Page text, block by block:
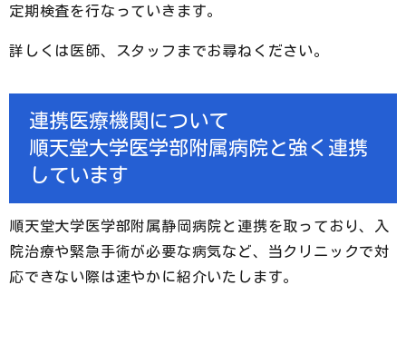
定期検査を行なっていきます。
詳しくは医師、スタッフまでお尋ねください。
連携医療機関について
順天堂大学医学部附属病院と強く連携
しています
順天堂大学医学部附属静岡病院と連携を取っており、入
院治療や緊急手術が必要な病気など、当クリニックで対
応できない際は速やかに紹介いたします。